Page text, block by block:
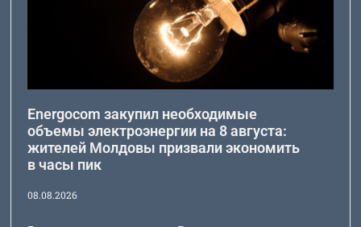
Energocom закупил необходимые
объемы электроэнергии на 8 августа:
жителей Молдовы призвали экономить
в часы пик
08.08.2026